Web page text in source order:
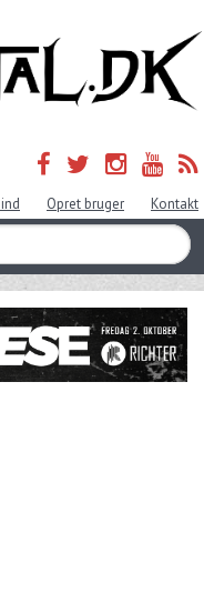
Opret bruger Kontakt